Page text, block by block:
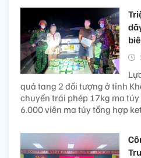
quả tang 2 đối tượng ở tỉnh
chuyển trái phép 17kg ma
6.000 viên ma túy tổng hợp